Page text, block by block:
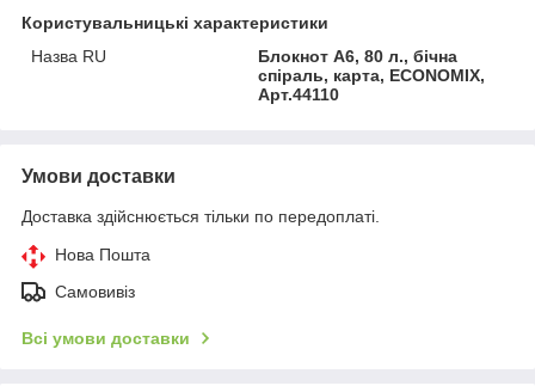
Користувальницькі характеристики
Назва RU
Блокнот А6, 80 л., бічна
спіраль, карта, ECONOMIX,
Арт.44110
Умови доставки
Доставка здійснюється тільки по передоплаті.
Нова Пошта
Самовивіз
Всі умови доставки